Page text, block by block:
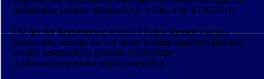
Anbahnung weiterer Verträge (Art. 6 Abs. 1 lit. b DSGVO).
Die bei der Registrierung erfassten Daten werden von uns
gespeichert, solange Sie auf dieser Website registriert sind und
werden anschließend gelöscht. Gesetzliche
Aufbewahrungsfristen bleiben unberührt.